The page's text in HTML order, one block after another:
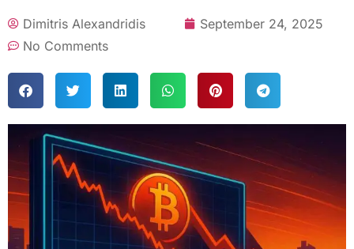
Dimitris Alexandridis
September 24, 2025
No Comments